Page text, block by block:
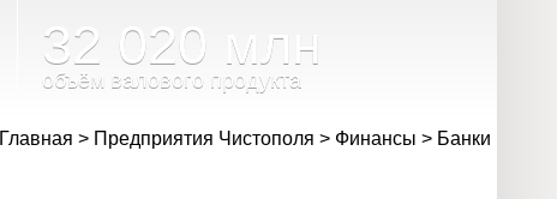
32 020 млн
объём валового продукта
Главная > Предприятия Чистополя > Финансы > Банки